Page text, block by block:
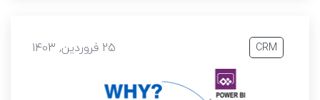
CRM 25 فروردین, 1403